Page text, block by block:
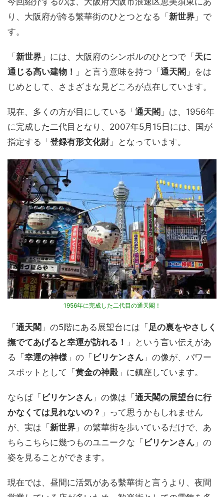
り、大阪府が誇る繁華街のひとつとなる「 新世界 」で
す。
「 新世界 」には、大阪府のシンボルのひとつで「 天に
通じる高い建物！
」と言う意味を持つ「 通天閣 」をは
じめとして、さまざまな見どころが点在しています。
現在、多くの方が目にしている「 通天閣 」は、1956年
に完成した二代目となり、2007年5月15日には、国が
指定する「 登録有形文化財」となっています。
1956年に完成した二代目の通天閣！
「 通天閣 」の5階にある展望台には「 足の裏をやさしく
撫でてあげると幸運が訪れる！
」という言い伝えがあ
る「 幸運の神様」の「 ビリケンさん 」の像が、パワー
スポットとして「 黄金の神殿」に鎮座しています。
ならば「 ビリケンさん 」の像は「 通天閣の展望台に行
かなくては見れないの？ 」って思うかもしれません
が、実は「 新世界 」の繁華街を歩いているだけで、あ
ちらこちらに幾つものユニークな「 ビリケンさん 」の
姿を見ることができます。
現在では、昼間に活気がある繫華街と言うより、夜間